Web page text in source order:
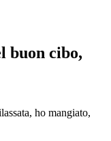
buon cibo,
ho mangiato,